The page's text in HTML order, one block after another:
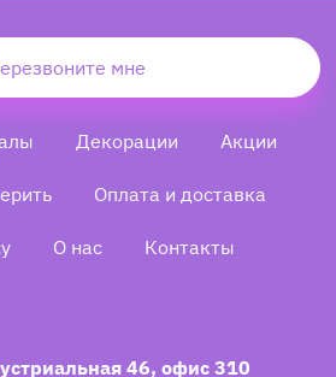
мне
Декорации Акции
Оплата и доставка
О нас Контакты
46, офис 310